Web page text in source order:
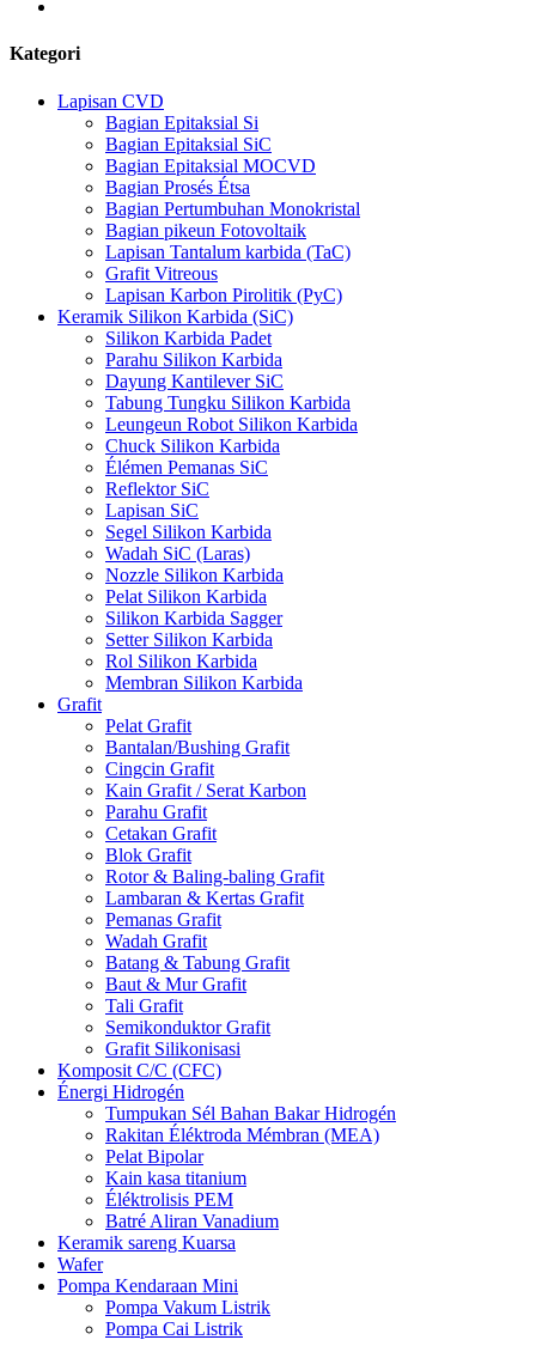
Kategori
Lapisan CVD
Bagian Epitaksial Si
Bagian Epitaksial SiC
Bagian Epitaksial MOCVD
Bagian Prosés Étsa
Bagian Pertumbuhan Monokristal
Bagian pikeun Fotovoltaik
Lapisan Tantalum karbida (TaC)
Grafit Vitreous
Lapisan Karbon Pirolitik (PyC)
Keramik Silikon Karbida (SiC)
Silikon Karbida Padet
Parahu Silikon Karbida
Dayung Kantilever SiC
Tabung Tungku Silikon Karbida
Leungeun Robot Silikon Karbida
Chuck Silikon Karbida
Élémen Pemanas SiC
Reflektor SiC
Lapisan SiC
Segel Silikon Karbida
Wadah SiC (Laras)
Nozzle Silikon Karbida
Pelat Silikon Karbida
Silikon Karbida Sagger
Setter Silikon Karbida
Rol Silikon Karbida
Membran Silikon Karbida
Grafit
Pelat Grafit
Bantalan/Bushing Grafit
Cingcin Grafit
Kain Grafit / Serat Karbon
Parahu Grafit
Cetakan Grafit
Blok Grafit
Rotor & Baling-baling Grafit
Lambaran & Kertas Grafit
Pemanas Grafit
Wadah Grafit
Batang & Tabung Grafit
Baut & Mur Grafit
Tali Grafit
Semikonduktor Grafit
Grafit Silikonisasi
Komposit C/C (CFC)
Énergi Hidrogén
Tumpukan Sél Bahan Bakar Hidrogén
Rakitan Éléktroda Mémbran (MEA)
Pelat Bipolar
Kain kasa titanium
Éléktrolisis PEM
Batré Aliran Vanadium
Keramik sareng Kuarsa
Wafer
Pompa Kendaraan Mini
Pompa Vakum Listrik
Pompa Cai Listrik